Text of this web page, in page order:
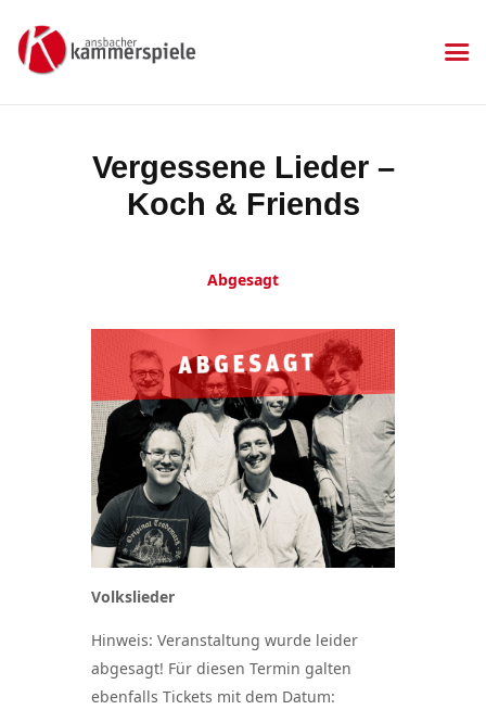
Vergessene Lieder –
Koch & Friends
KAMMERSPIELE
Aktuelles
Kartenkauf
Mitgliedschaft
Sponsoren
Kontakt & Anfahrt
Impressum
Datenschutzerklärung
Abgesagt
Volkslieder
Hinweis: Veranstaltung wurde leider
abgesagt! Für diesen Termin galten
ebenfalls Tickets mit dem Datum: